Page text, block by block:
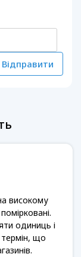
Відправити
високому
одиниць і
термін, що